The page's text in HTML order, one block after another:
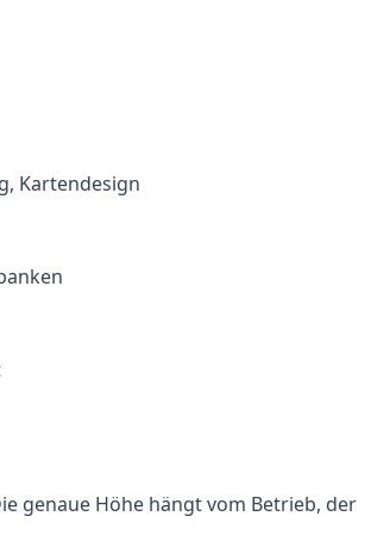
Kartendesign
genaue Höhe hängt vom Betrieb, der